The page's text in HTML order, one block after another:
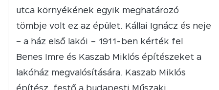
utca környékének egyik meghatározó
tömbje volt ez az épület. Kállai Ignácz és neje
− a ház első lakói – 1911-ben kérték fel
Benes Imre és Kaszab Miklós építészeket a
lakóház megvalósítására. Kaszab Miklós
építész, festő a budapesti Műszaki